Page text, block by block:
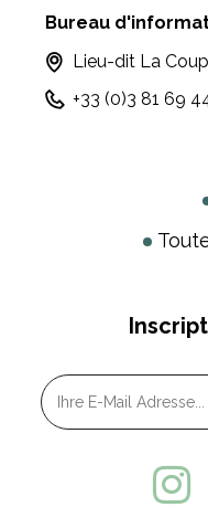
Bureau
Lieu-dit La
+33 (0)3 81 69